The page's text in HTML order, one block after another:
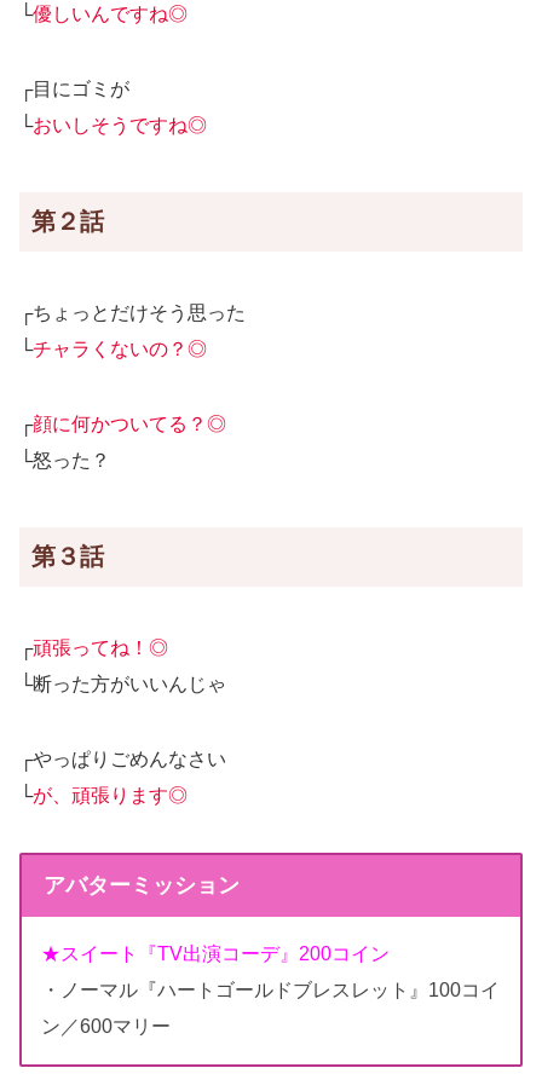
└優しいんですね◎
┌目にゴミが
└おいしそうですね◎
第２話
┌ちょっとだけそう思った
└チャラくないの？◎
┌顔に何かついてる？◎
└怒った？
第３話
┌頑張ってね！◎
└断った方がいいんじゃ
┌やっぱりごめんなさい
└が、頑張ります◎
アバターミッション
★スイート『TV出演コーデ』200コイン
・ノーマル『ハートゴールドブレスレット』100コイ
ン／600マリー